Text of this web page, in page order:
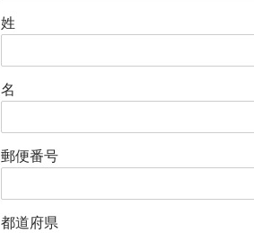
姓
名
郵便番号
都道府県